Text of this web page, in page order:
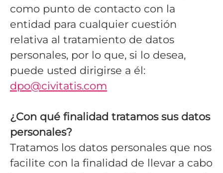
como punto de contacto con la
entidad para cualquier cuestión
relativa al tratamiento de datos
personales, por lo que, si lo desea,
puede usted dirigirse a él:
dpo@civitatis.com
¿Con qué finalidad tratamos sus datos
personales?
Tratamos los datos personales que nos
facilite con la finalidad de llevar a cabo